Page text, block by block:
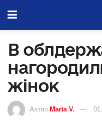
В
жінок
Автор Marta V.